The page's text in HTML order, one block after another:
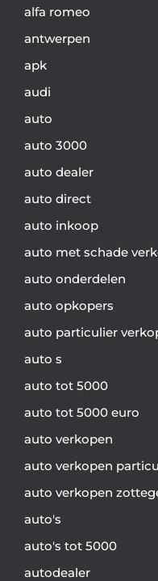
alfa romeo
antwerpen
apk
audi
auto
auto 3000
auto dealer
auto direct
auto inkoop
auto met schade
auto onderdelen
auto opkopers
auto particulier
auto s
auto tot 5000
auto tot 5000 euro
auto verkopen
auto verkopen
auto verkopen
auto's
auto's tot 5000
autodealer